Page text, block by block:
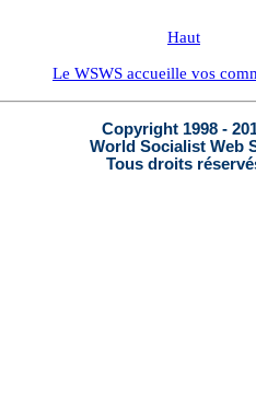
Haut
Le WSWS accueille vos
Copyright 1998 -
World Socialist Web
Tous droits